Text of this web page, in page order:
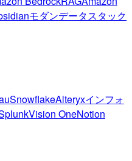
モダンデータスタック
SnowflakeAlteryxインフォ
Vision OneNotion